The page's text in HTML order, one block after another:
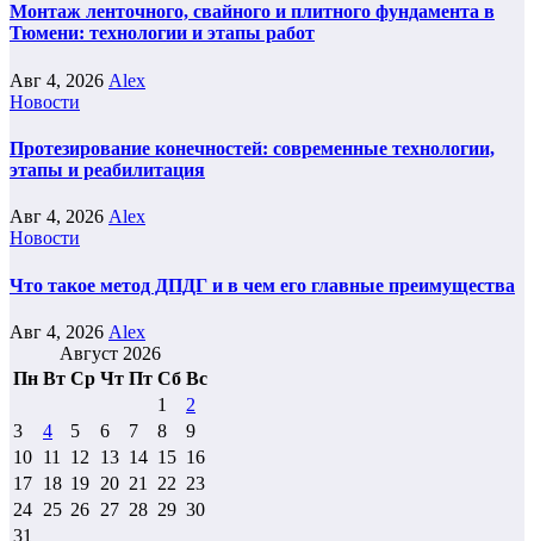
Монтаж ленточного, свайного и плитного фундамента в
Тюмени: технологии и этапы работ
Авг 4, 2026 Alex
Новости
Протезирование конечностей: современные технологии,
этапы и реабилитация
Авг 4, 2026 Alex
Новости
Что такое метод ДПДГ и в чем его главные преимущества
Авг 4, 2026 Alex
Август 2026
Пн Вт Ср Чт Пт Сб Вс
1
2
3
4 5 6 7 8
9
10 11 12 13 14 15 16
17 18 19 20 21 22 23
24 25 26 27 28 29 30
31